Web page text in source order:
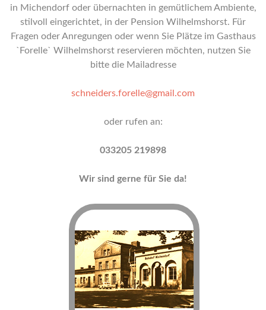
in Michendorf oder übernachten in gemütlichem Ambiente,
stilvoll eingerichtet, in der Pension Wilhelmshorst. Für
Fragen oder Anregungen oder wenn Sie Plätze im Gasthaus
`Forelle` Wilhelmshorst reservieren möchten, nutzen Sie
bitte die Mailadresse
schneiders.forelle@gmail.com
oder rufen an:
033205 219898
Wir sind gerne für Sie da!